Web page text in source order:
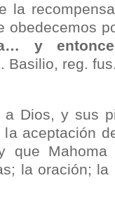
la
obedecemos
y
Basilio, reg.
a Dios, y sus
aceptación
que
la oración;